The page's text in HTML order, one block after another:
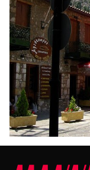
HEIMUR
Apaköttur